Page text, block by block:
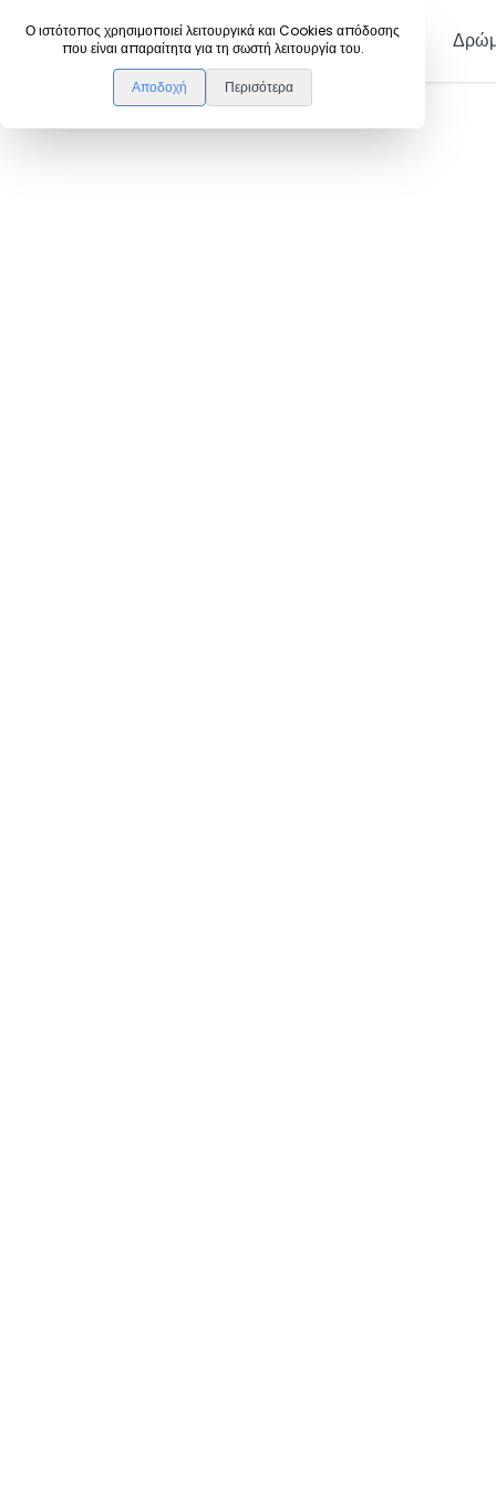
Ο ιστότοπος χρησιμοποιεί λειτουργικά και Cookies απόδοσης
που είναι απαραίτητα για τη σωστή λειτουργία του.
Αποδοχή Περισότερα
DanceLink Μέλη